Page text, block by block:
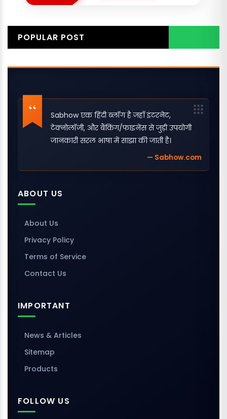
POPULAR POST
Sabhow एक हिंदी ब्लॉग है जहाँ इंटरनेट,
टेक्नोलॉजी, और बैंकिंग/फाइनेंस से जुड़ी उपयोगी
जानकारी सरल भाषा में साझा की जाती है।
— Sabhow.com
ABOUT US
About Us
Privacy Policy
Terms of Service
Contact Us
IMPORTANT
News & Articles
Sitemap
Products
FOLLOW US